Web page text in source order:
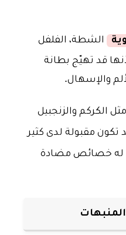
الشطة، الفلفل
قد تهيّج بطانة
والإسهال.
الكركم والزنجبيل
مقبولة لدى كثير
له خصائص مضادة